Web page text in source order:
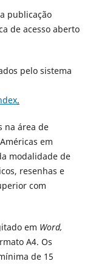
publicação
de acesso aberto
pelo sistema
.
na área de
em
modalidade de
resenhas e
com
em Word,
A4. Os
de 15